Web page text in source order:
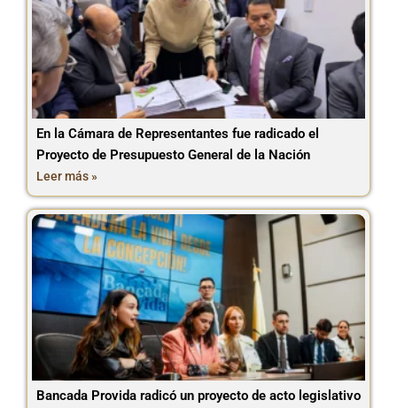
En la Cámara de Representantes fue radicado el
Proyecto de Presupuesto General de la Nación
Leer más »
Bancada Provida radicó un proyecto de acto legislativo